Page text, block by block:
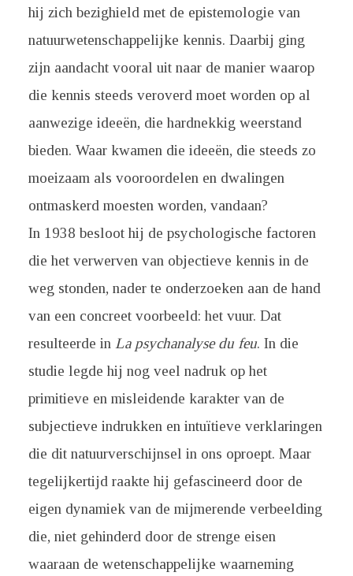
hij zich bezighield met de epistemologie van
natuurwetenschappelijke kennis. Daarbij ging
zijn aandacht vooral uit naar de manier waarop
die kennis steeds veroverd moet worden op al
aanwezige ideeën, die hardnekkig weerstand
bieden. Waar kwamen die ideeën, die steeds zo
moeizaam als vooroordelen en dwalingen
ontmaskerd moesten worden, vandaan?
In 1938 besloot hij de psychologische factoren
die het verwerven van objectieve kennis in de
weg stonden, nader te onderzoeken aan de hand
van een concreet voorbeeld: het vuur. Dat
resulteerde in La psychanalyse du feu. In die
studie legde hij nog veel nadruk op het
primitieve en misleidende karakter van de
subjectieve indrukken en intuïtieve verklaringen
die dit natuurverschijnsel in ons oproept. Maar
tegelijkertijd raakte hij gefascineerd door de
eigen dynamiek van de mijmerende verbeelding
die, niet gehinderd door de strenge eisen
waaraan de wetenschappelijke waarneming